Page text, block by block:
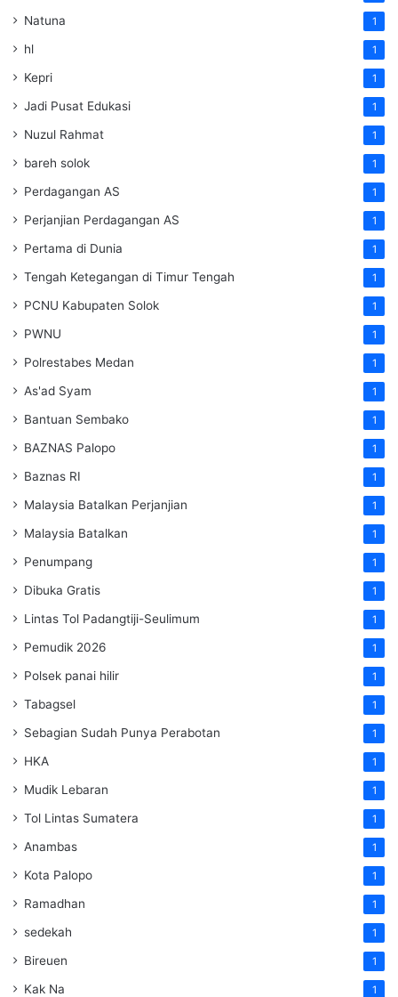
Natuna 1
hl 1
Kepri 1
Jadi Pusat Edukasi 1
Nuzul Rahmat 1
bareh solok 1
Perdagangan AS 1
Perjanjian Perdagangan AS 1
Pertama di Dunia 1
Tengah Ketegangan di Timur Tengah 1
PCNU Kabupaten Solok 1
PWNU 1
Polrestabes Medan 1
As'ad Syam 1
Bantuan Sembako 1
BAZNAS Palopo 1
Baznas RI 1
Malaysia Batalkan Perjanjian 1
Malaysia Batalkan 1
Penumpang 1
Dibuka Gratis 1
Lintas Tol Padangtiji-Seulimum 1
Pemudik 2026 1
Polsek panai hilir 1
Tabagsel 1
Sebagian Sudah Punya Perabotan 1
HKA 1
Mudik Lebaran 1
Tol Lintas Sumatera 1
Anambas 1
Kota Palopo 1
Ramadhan 1
sedekah 1
Bireuen 1
Kak Na 1